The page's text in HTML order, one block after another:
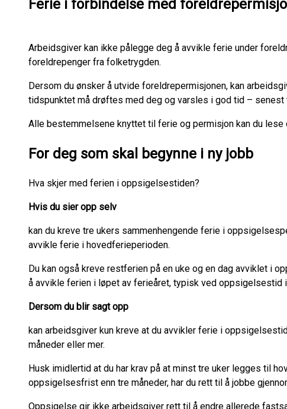
Ferie i forbindelse med
Arbeidsgiver kan ikke pålegge deg å avvikle ferie under
foreldrepenger fra folketrygden.
Dersom du ønsker å utvide foreldrepermisjonen, kan
tidspunktet må drøftes med deg og varsles i god tid – senest
Alle bestemmelsene knyttet til ferie og permisjon kan du lese
For deg som skal begynne i ny jobb
Hva skjer med ferien i oppsigelsestiden?
Hvis du sier opp selv
kan du kreve tre ukers sammenhengende ferie i
avvikle ferie i hovedferieperioden.
Du kan også kreve restferien på en uke og en dag avviklet i
å avvikle ferien i løpet av ferieåret, typisk ved oppsigelsestid
Dersom du blir sagt opp
kan arbeidsgiver kun kreve at du avvikler ferie i
måneder eller mer.
Husk imidlertid at du har krav på at minst tre uker legges til
oppsigelsesfrist enn tre måneder, har du rett til å jobbe
Oppsigelse gir ikke arbeidsgiver rett til å endre allerede